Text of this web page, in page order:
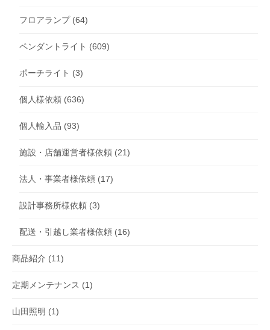
フロアランプ(64)
ペンダントライト (609)
ポーチライト (3)
個人様依頼 (636)
個人輸入品 (93)
施設・店舗運営者様依頼 (21)
法人・事業者様依頼 (17)
設計事務所様依頼 (3)
配送・引越し業者様依頼 (16)
商品紹介 (11)
定期メンテナンス (1)
山田照明 (1)